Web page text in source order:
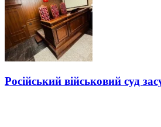
Російський військовий суд